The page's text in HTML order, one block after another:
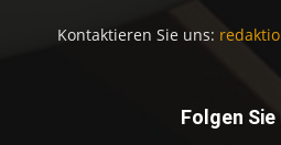
Kontaktieren Sie uns:
Folgen Sie